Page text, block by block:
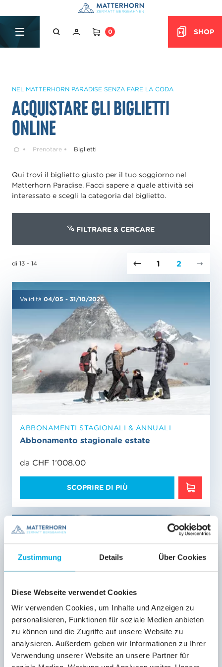
Zustimmung Details Über Cookies
Diese Webseite verwendet Cookies
Wir verwenden Cookies, um Inhalte und Anzeigen zu
personalisieren, Funktionen für soziale Medien anbieten
zu können und die Zugriffe auf unsere Website zu
analysieren. Außerdem geben wir Informationen zu Ihrer
Verwendung unserer Website an unsere Partner für
sr.skip-to.main-content
sr.skip-to.table-of-contents
sr.skip-to.main-navigation
Acquistare gli biglietti online
HEADER.CART
0 SHOP
NEL MATTERHORN PARADISE SENZA FARE LA CODA
Acquistare gli biglietti
online
HomePrenotare Biglietti
Qui trovi il biglietto giusto per il tuo soggiorno nel
Matterhorn Paradise. Facci sapere a quale attività sei
interessato e scegli la categoria del biglietto.
FILTRARE & CERCARE
di 13 - 14 1 2
Validità 04/05 - 31/10/2026
ABBONAMENTI STAGIONALI & ANNUALI
Abbonamento stagionale estate
da CHF 1’008.00
SCOPRIRE DI PIÙ
Validità01/05-
CORSE SINGOLE & RITORNO